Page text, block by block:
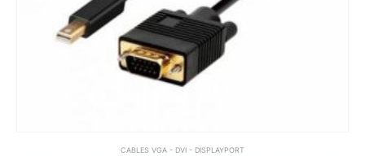
CABLES VGA - DVI - DISPLAYPORT